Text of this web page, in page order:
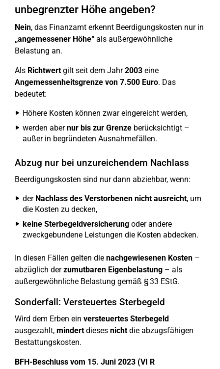
unbegrenzter Höhe angeben?
Nein, das Finanzamt erkennt Beerdigungskosten nur in
„angemessener Höhe“ als außergewöhnliche
Belastung an.
Als Richtwertgilt seit dem Jahr2003 eine
Angemessenheitsgrenze von 7.500 Euro. Das
bedeutet:
Höhere Kosten können zwar eingereicht werden,
werden abernur bis zur Grenze berücksichtigt –
außer in begründeten Ausnahmefällen.
Abzug nur bei unzureichendem Nachlass
Beerdigungskosten sind nur dann abziehbar, wenn:
der Nachlass des Verstorbenen nicht ausreicht, um
die Kosten zu decken,
keine Sterbegeldversicherung oder andere
zweckgebundene Leistungen die Kosten abdecken.
In diesen Fällen gelten die nachgewiesenen Kosten –
abzüglich derzumutbaren Eigenbelastung – als
außergewöhnliche Belastung gemäß § 33 EStG.
Sonderfall: Versteuertes Sterbegeld
Wird dem Erben ein versteuertes Sterbegeld
ausgezahlt, mindertdieses nichtdie abzugsfähigen
Bestattungskosten.
BFH-Beschluss vom 15. Juni 2023 (VI R